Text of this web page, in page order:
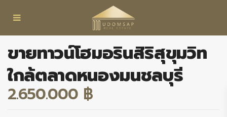
ขายทาวน์โฮมอรินสิริสุขุมวิท
ใกล้ตลาดหนองมนชลบุรี
2.650.000 ฿